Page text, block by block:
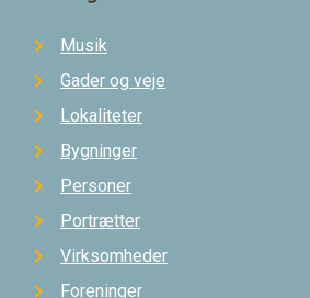
Musik
Gader og veje
Lokaliteter
Bygninger
Personer
Portrætter
Virksomheder
Foreninger